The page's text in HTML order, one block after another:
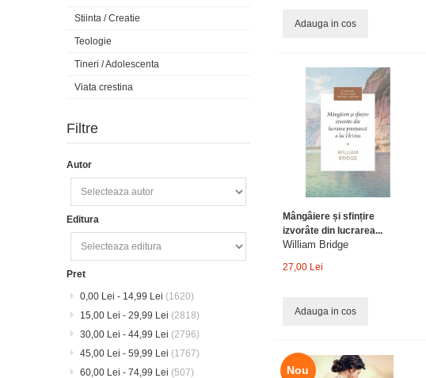
Adauga in cos
Mângâiere și sfințire
izvorâte din lucrarea...
William Bridge
27,00 Lei
Adauga in cos
Nou
Stiinta / Creatie
Teologie
Tineri / Adolescenta
Viata crestina
Filtre
Autor
Editura
Pret
0,00 Lei - 14,99 Lei (1620)
15,00 Lei - 29,99 Lei (2818)
30,00 Lei - 44,99 Lei (2796)
45,00 Lei - 59,99 Lei (1767)
60,00 Lei - 74,99 Lei (507)